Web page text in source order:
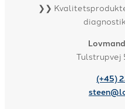
❯❯
Tulstrupvej
(+45)